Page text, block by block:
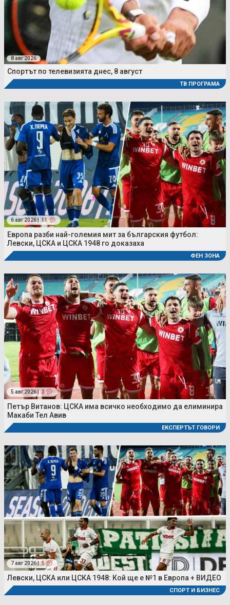
8 авг 2026
Спортът по телевизията днес, 8 август
ТВ ПРОГРАМА
6 авг 2026 | 11
Европа разби най-големия мит за българския футбол:
Левски, ЦСКА и ЦСКА 1948 го доказаха
ФЕН ЗОНА
5 авг 2026 | 3
Петър Витанов: ЦСКА има всичко необходимо да елиминира
Макаби Тел Авив
ЕКСПЕРТЪТ ГОВОРИ
7 авг 2026 | 5
Левски, ЦСКА или ЦСКА 1948: Кой ще е №1 в Европа + ВИДЕО
СПОРТ И БИЗНЕС